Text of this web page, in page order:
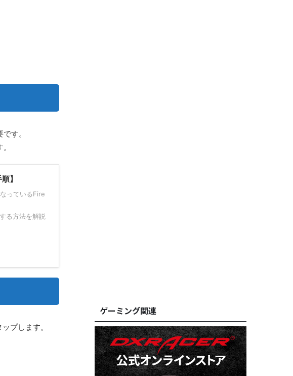
す。
】
っているFire
る方法を解説
プします。
ゲーミング関連